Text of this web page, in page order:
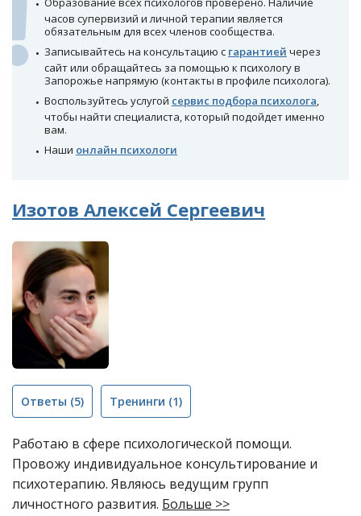
часов супервизий и личной терапии является
обязательным для всех членов сообщества.
Записывайтесь на консультацию с гарантией через
сайт или обращайтесь за помощью к психологу в
Запорожье напрямую (контакты в профиле психолога).
Воспользуйтесь услугой сервис подбора психолога,
чтобы найти специалиста, который подойдет именно
вам.
Наши онлайн психологи
Изотов Алексей Сергеевич
Ответы (5) Тренинги (1)
Работаю в сфере психологической помощи.
Провожу индивидуальное консультирование и
психотерапию. Являюсь ведущим групп
личностного развития. Больше >>